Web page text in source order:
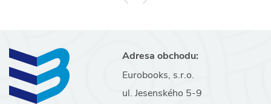
Adresa obchodu:
Eurobooks, s.r.o.
ul. Jesenského 5-9